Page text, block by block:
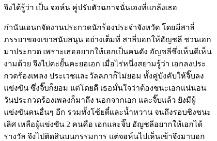
จึงได้รู้ว่า เป็น จอห์น คู่ปรับตัวฉกาจนั่นเองที่แกล้งเธอ
กำนันเอนกจัดงานประกวดนักร้องประจำจังหวัด โดยมีสาลี่
ภรรยาของเขาสนับสนุน อย่างเต็มที่ สาลี่บอกให้อัญชลี ชวนเอก
มาประกวด เพราะเธออยากให้เอกเป็นคนดัง อัญชลีซึ่งเห็นดีเห็น
งามด้วย จึงไปคะยั้นคะยอเอก เมื่อไร่หนึ่งสยามรู้ว่า เอกลงประ
กวดร้องเพลง ประเวชและวัลลภาก็ไม่ยอม ทั้งคู่บังคับให้จิ๊บลง
แข่งขัน ซึ่งจิ๊บก็ยอม แต่โดยดี เธอมั่นใจว่าต้องชนะเอกแน่นอน
วันประกวดร้องเพลงก็มาถึง นอกจากเอก และจิ๊บแล้ว ยังมีผู้
แข่งขันคนอื่นๆ อีก รวมทั้งโซ้ยตี๋และน้ำหวาน จนถึงรอบชิงชนะ
เลิศ เหลือผู้แข่งขัน 2 คนคือ เอกและจิ๊บ อัญชลีอยากให้เอกได้
รางวัล จึงไปติดสินบนกรรมการ แต่จอห์นไปเห็นเข้าจึงมาบอก